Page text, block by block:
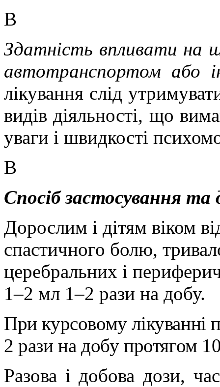
В
Здатність впливати на
автотранспортом або
лікування слід
видів діяльності, що
уваги і швидкості
В
Спосіб застосування та
Дорослим і дітям віком
спастичного болю,
церебральних і
1–2 мл 1–2 рази на добу.
При курсовому лікуванні
2 рази на добу протягом
Разова і добова дози,